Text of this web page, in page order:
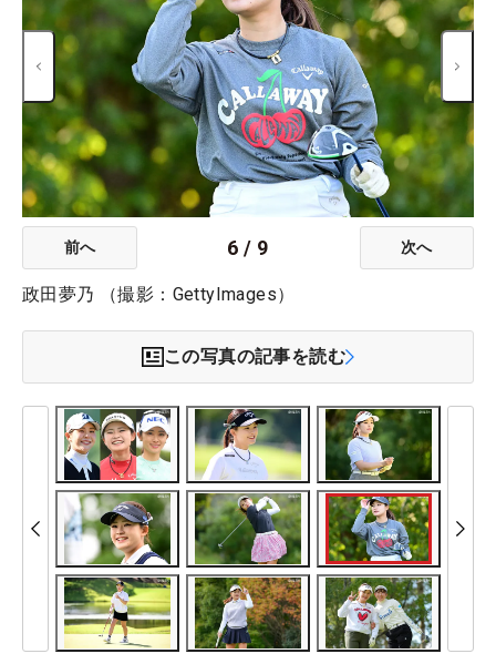
前へ 6 / 9 次へ
政田夢乃 （撮影：GettyImages）
この写真の記事を読む